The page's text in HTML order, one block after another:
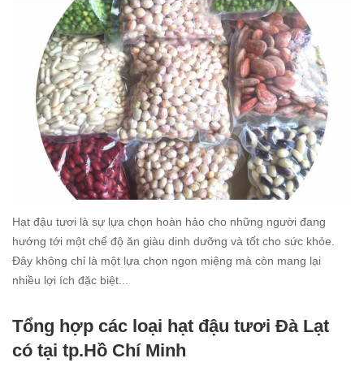
Hạt đậu tươi là sự lựa chọn hoàn hảo cho những người đang
hướng tới một chế độ ăn giàu dinh dưỡng và tốt cho sức khỏe.
Đây không chỉ là một lựa chọn ngon miệng mà còn mang lại
nhiều lợi ích đặc biệt...
Read
more
Tổng hợp các loại hạt đậu tươi Đà Lạt
có tại tp.Hồ Chí Minh